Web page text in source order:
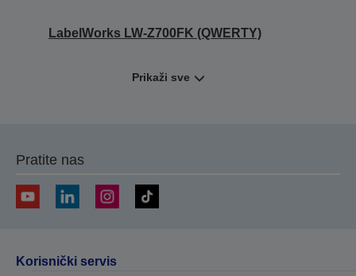
LabelWorks LW-Z700FK (QWERTY)
Prikaži sve
Pratite nas
Korisnički servis